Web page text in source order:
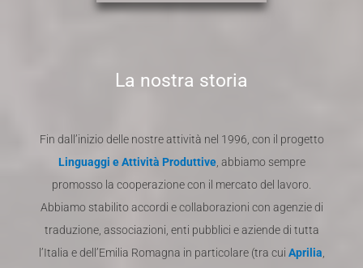
La nostra storia
Fin dall’inizio delle nostre attività nel 1996, con il progetto
Linguaggi e Attività Produttive, abbiamo sempre
promosso la cooperazione con il mercato del lavoro.
Abbiamo stabilito accordi e collaborazioni con agenzie di
traduzione, associazioni, enti pubblici e aziende di tutta
l’Italia e dell’Emilia Romagna in particolare (tra cui Aprilia,